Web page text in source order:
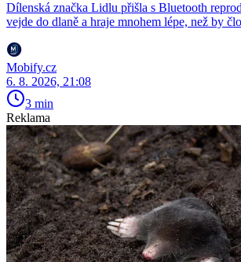
Dílenská značka Lidlu přišla s Bluetooth
vejde do dlaně a hraje mnohem lépe, než by
Mobify.cz
6. 8. 2026, 21:08
3 min
Reklama